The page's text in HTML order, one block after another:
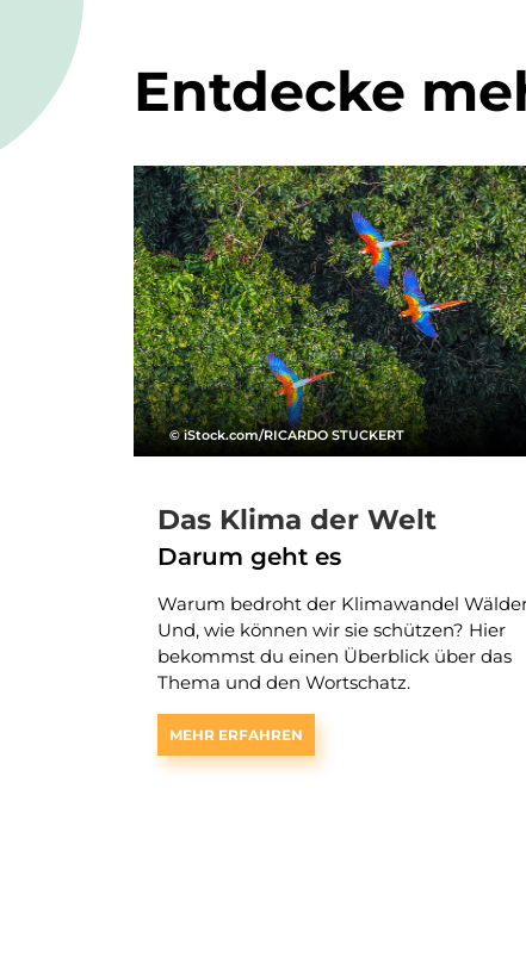
Entdecke
© iStock.com/RICARDO STUCKERT
Das Klima der Welt
Darum geht es
Warum bedroht der Klimawandel
Und, wie können wir sie schützen? Hier
bekommst du einen Überblick über das
Thema und den Wortschatz.
MEHR ERFAHREN